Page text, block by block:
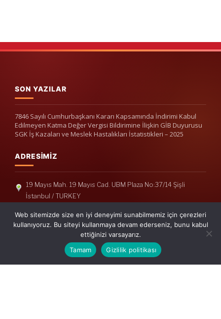
SON YAZILAR
7846 Sayılı Cumhurbaşkanı Kararı Kapsamında İndirimi Kabul
Edilmeyen Katma Değer Vergisi Bildirimine İlişkin GİB Duyurusu
SGK İş Kazaları ve Meslek Hastalıkları İstatistikleri – 2025
ADRESIMIZ
19 Mayıs Mah. 19 Mayıs Cad. UBM Plaza No:37/14 Şişli
İstanbul / TURKEY
Telefon: +90(212) 240 33 39
Telefon: +90(212) 248 19 36
info@erisymm.com
Web sitemizde size en iyi deneyimi sunabilmemiz için çerezleri
kullanıyoruz. Bu siteyi kullanmaya devam ederseniz, bunu kabul
ettiğinizi varsayarız.
Tamam
Gizlilik politikası